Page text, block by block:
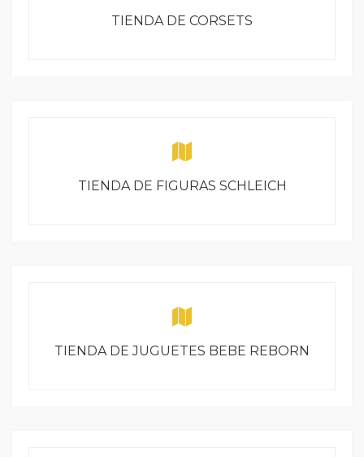
TIENDA DE CORSETS
TIENDA DE FIGURAS SCHLEICH
TIENDA DE JUGUETES BEBE REBORN